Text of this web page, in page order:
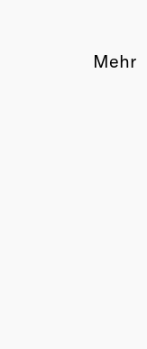
Mehr